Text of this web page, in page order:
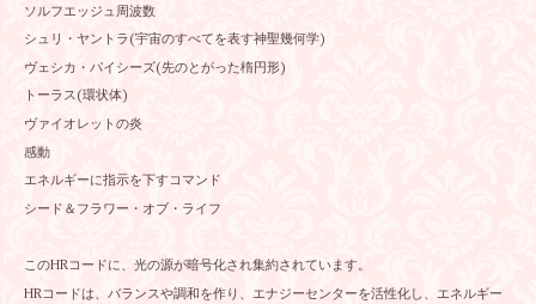
ソルフエッジュ周波数
シュリ・ヤントラ(宇宙のすべてを表す神聖幾何学)
ヴェシカ・パイシーズ(先のとがった楕円形)
トーラス(環状体)
ヴァイオレットの炎
感動
エネルギーに指示を下すコマンド
シード＆フラワー・オブ・ライフ
このHRコードに、光の源が暗号化され集約されています。
HRコードは、バランスや調和を作り、エナジーセンターを活性化し、エネルギー